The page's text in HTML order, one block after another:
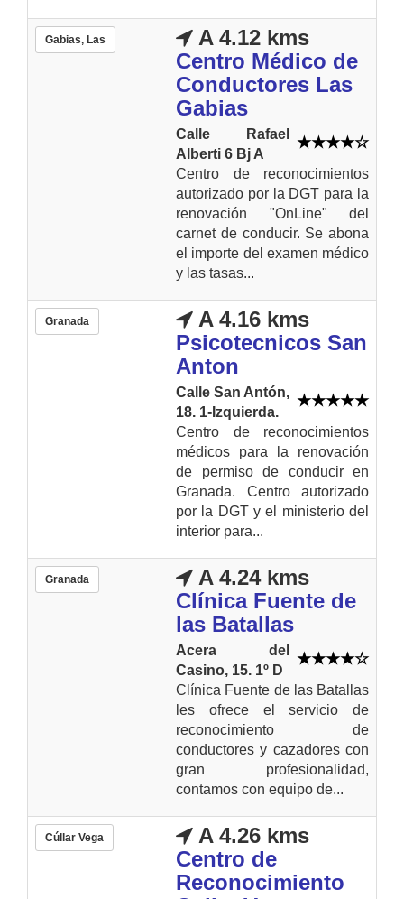
Gabias, Las
A 4.12 kms
Centro Médico de
Conductores Las
Gabias
Calle Rafael
Alberti 6 Bj A
Centro de reconocimientos
autorizado por la DGT para la
renovación "OnLine" del
carnet de conducir. Se abona
el importe del examen médico
y las tasas...
Granada
A 4.16 kms
Psicotecnicos San
Anton
Calle San Antón,
18. 1-Izquierda.
Centro de reconocimientos
médicos para la renovación
de permiso de conducir en
Granada. Centro autorizado
por la DGT y el ministerio del
interior para...
Granada
A 4.24 kms
Clínica Fuente de
las Batallas
Acera del
Casino, 15. 1º D
Clínica Fuente de las Batallas
les ofrece el servicio de
reconocimiento de
conductores y cazadores con
gran profesionalidad,
contamos con equipo de...
Cúllar Vega
A 4.26 kms
Centro de
Reconocimiento